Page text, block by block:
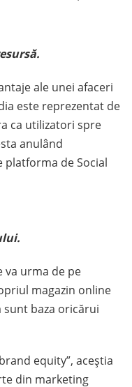
ale unei afaceri
este reprezentat de
ca utilizatori spre
anulând
platforma de Social
va urma de pe
magazin online
sunt baza oricărui
equity”, aceștia
din marketing